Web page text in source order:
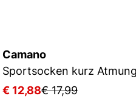
Camano
€ 12,88€ 17,99